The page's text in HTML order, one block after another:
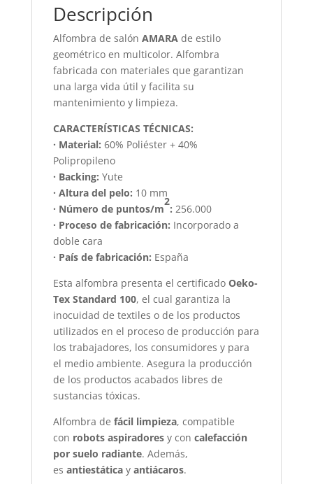
Descripción
Alfombra de salón AMARAde estilo
geométrico en multicolor. Alfombra
fabricada con materiales que garantizan
una larga vida útil y facilita su
mantenimiento y limpieza.
CARACTERÍSTICAS TÉCNICAS:
· Material: 60% Poliéster + 40%
Polipropileno
· Backing: Yute
· Altura del pelo: 10 mm
· Número de puntos/m
2
: 256.000
· Proceso de fabricación: Incorporado a
doble cara
· País de fabricación: España
Esta alfombra presenta el certificado Oeko-
Tex Standard 100, el cual garantiza la
inocuidad de textiles o de los productos
utilizados en el proceso de producción para
los trabajadores, los consumidores y para
el medio ambiente. Asegura la producción
de los productos acabados libres de
sustancias tóxicas.
Alfombra de fácil limpieza, compatible
con robots aspiradoresy con calefacción
por suelo radiante. Además,
es antiestáticay antiácaros.